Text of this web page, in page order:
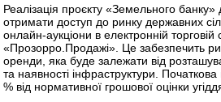
Реалізація проєкту «Земельного банку»
отримати доступ до ринку державних
онлайн-аукціони в електронній торговій
«Прозорро.Продажі». Це забезпечить
оренди, яка буде залежати від
та наявності інфраструктури.
% від нормативної грошової оцінки